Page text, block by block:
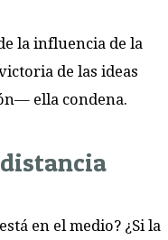
la influencia de la
de las ideas
ella condena.
en el medio? ¿Si la